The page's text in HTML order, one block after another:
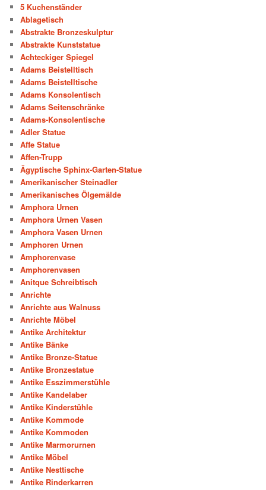
5 Kuchenständer
Ablagetisch
Abstrakte Bronzeskulptur
Abstrakte Kunststatue
Achteckiger Spiegel
Adams Beistelltisch
Adams Beistelltische
Adams Konsolentisch
Adams Seitenschränke
Adams-Konsolentische
Adler Statue
Affe Statue
Affen-Trupp
Ägyptische Sphinx-Garten-Statue
Amerikanischer Steinadler
Amerikanisches Ölgemälde
Amphora Urnen
Amphora Urnen Vasen
Amphora Vasen Urnen
Amphoren Urnen
Amphorenvase
Amphorenvasen
Anitque Schreibtisch
Anrichte
Anrichte aus Walnuss
Anrichte Möbel
Antike Architektur
Antike Bänke
Antike Bronze-Statue
Antike Bronzestatue
Antike Esszimmerstühle
Antike Kandelaber
Antike Kinderstühle
Antike Kommode
Antike Kommoden
Antike Marmorurnen
Antike Möbel
Antike Nesttische
Antike Rinderkarren